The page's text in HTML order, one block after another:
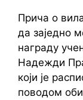
Прича о
да заједно
награду
Надежди
који је
поводом